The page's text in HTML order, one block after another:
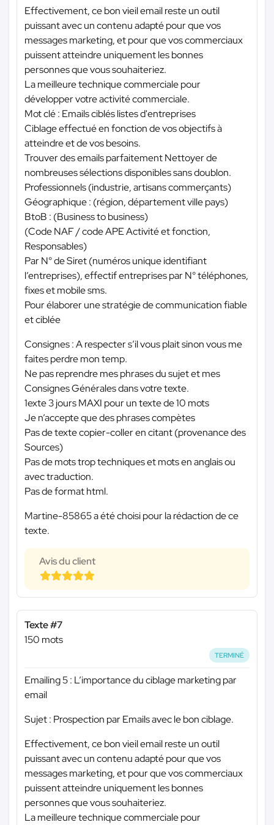
Effectivement, ce bon vieil email reste un outil
puissant avec un contenu adapté pour que vos
messages marketing, et pour que vos commerciaux
puissent atteindre uniquement les bonnes
personnes que vous souhaiteriez.
La meilleure technique commerciale pour
développer votre activité commerciale.
Mot clé : Emails ciblés listes d'entreprises
Ciblage effectué en fonction de vos objectifs à
atteindre et de vos besoins.
Trouver des emails parfaitement Nettoyer de
nombreuses sélections disponibles sans doublon.
Professionnels (industrie, artisans commerçants)
Géographique : (région, département ville pays)
BtoB : (Business to business)
(Code NAF / code APE Activité et fonction,
Responsables)
Par N° de Siret (numéros unique identifiant
l’entreprises), effectif entreprises par N° téléphones,
fixes et mobile sms.
Pour élaborer une stratégie de communication fiable
et ciblée
Consignes : A respecter s’il vous plait sinon vous me
faites perdre mon temp.
Ne pas reprendre mes phrases du sujet et mes
Consignes Générales dans votre texte.
1exte 3 jours MAXI pour un texte de 10 mots
Je n’accepte que des phrases compètes
Pas de texte copier-coller en citant (provenance des
Sources)
Pas de mots trop techniques et mots en anglais ou
avec traduction.
Pas de format html.
Martine-85865 a été choisi pour la rédaction de ce
texte.
Avis du client
Texte #7
150 mots
TERMINÉ
Emailing 5 : L’importance du ciblage marketing par
email
Sujet : Prospection par Emails avec le bon ciblage.
Effectivement, ce bon vieil email reste un outil
puissant avec un contenu adapté pour que vos
messages marketing, et pour que vos commerciaux
puissent atteindre uniquement les bonnes
personnes que vous souhaiteriez.
La meilleure technique commerciale pour